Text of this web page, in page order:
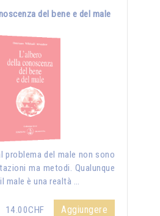
del bene e del male
problema del male non sono
ma metodi. Qualunque
male è una realtà …
14.00CHF Aggiungere